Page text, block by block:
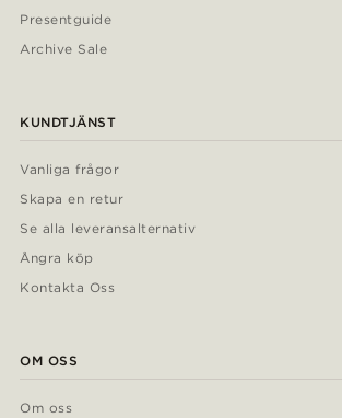
Presentguide
Archive Sale
KUNDTJÄNST
Vanliga frågor
Skapa en retur
Se alla leveransalternativ
Ångra köp
Kontakta Oss
OM OSS
Om oss